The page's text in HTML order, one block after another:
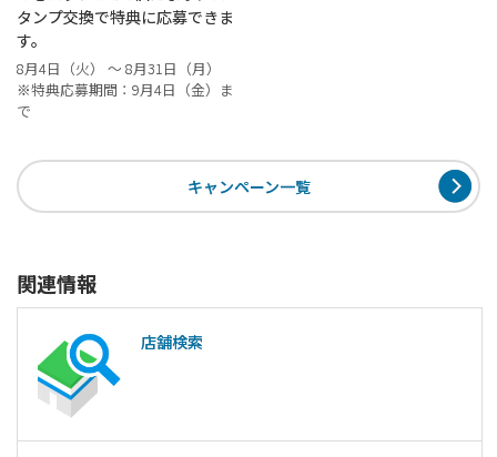
タンプ交換で特典に応募できま
す。
8月4日（火） ～ 8月31日（月）
※特典応募期間：9月4日（金）ま
で
キャンペーン一覧
関連情報
店舗検索